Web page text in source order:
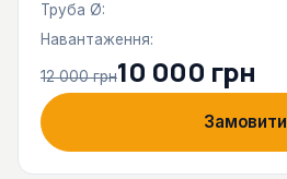
Труба Ø:
Навантаження:
12 000 грн10 000 грн
Замовити